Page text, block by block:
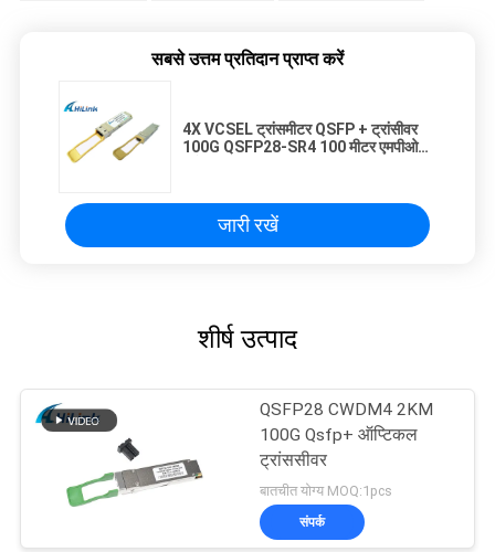
सबसे उत्तम प्रतिदान प्राप्त करें
4X VCSEL ट्रांसमीटर QSFP + ट्रांसीवर
100G QSFP28-SR4 100 मीटर एमपीओ
जारी रखें
शीर्ष उत्पाद
QSFP28 CWDM4 2KM
100G Qsfp+ ऑप्टिकल
ट्रांससीवर
बातचीत योग्य MOQ:1pcs
संपर्क